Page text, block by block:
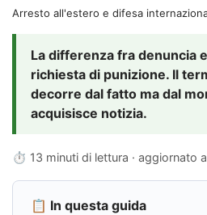
Arresto all'estero e difesa
La differenza fra denuncia
richiesta di punizione. Il
decorre dal fatto ma dal
acquisisce notizia.
⏱ 13 minuti di lettura · aggiornato
📋 In questa guida